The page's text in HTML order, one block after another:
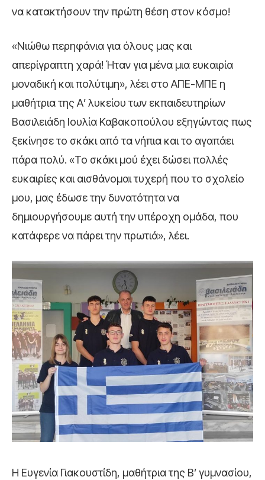
να κατακτήσουν την πρώτη θέση στον κόσμο!
«Νιώθω περηφάνια για όλους μας και
απερίγραπτη χαρά! Ήταν για μένα μια ευκαιρία
μοναδική και πολύτιμη», λέει στο ΑΠΕ-ΜΠΕ η
μαθήτρια της Α’ λυκείου των εκπαιδευτηρίων
Βασιλειάδη Ιουλία Καβακοπούλου εξηγώντας πως
ξεκίνησε το σκάκι από τα νήπια και το αγαπάει
πάρα πολύ. «Το σκάκι μού έχει δώσει πολλές
ευκαιρίες και αισθάνομαι τυχερή που το σχολείο
μου, μας έδωσε την δυνατότητα να
δημιουργήσουμε αυτή την υπέροχη ομάδα, που
κατάφερε να πάρει την πρωτιά», λέει.
Η Ευγενία Γιακουστίδη, μαθήτρια της Β’ γυμνασίου,